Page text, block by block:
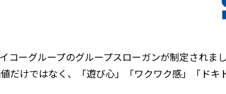
コーグループのグループスローガンが制定されま
だけではなく、「遊び心」「ワクワク感」「ド